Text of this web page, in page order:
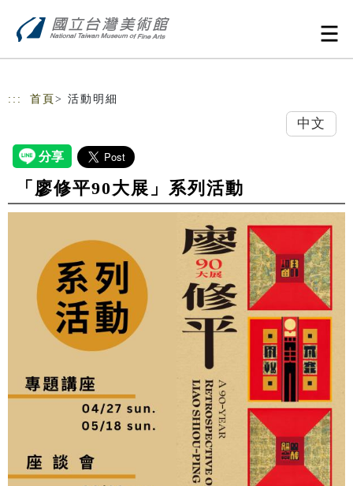
::: 首頁 > 活動明細
中文
「廖修平90大展」系列活動